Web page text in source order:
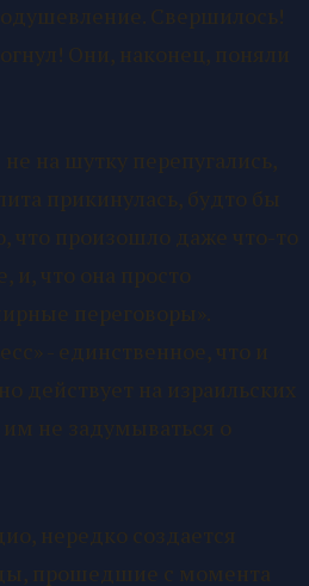
Свершилось!
Они, наконец, поняли
на шутку перепугались,
прикинулась, будто бы
что произошло даже что-то
и, что она просто
переговоры».
- единственное, что и
действует на израильских
не задумываться о
нередко создается